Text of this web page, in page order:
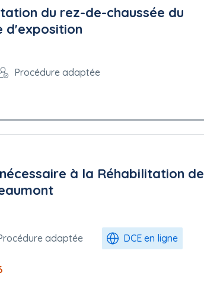
du rez-de-chaussée du
d'exposition
Procédure adaptée
à la Réhabilitation de
adaptée DCE en ligne